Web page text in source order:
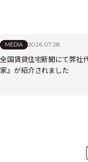
MEDIA 2026.07.28
全国賃貸住宅新聞にて弊社
家』が紹介されました